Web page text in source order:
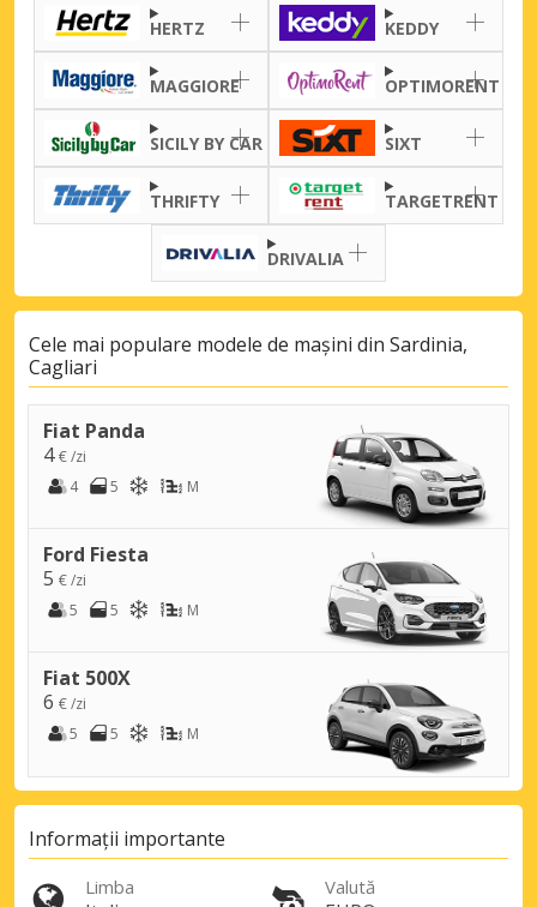
HERTZ KEDDY
MAGGIORE OPTIMORENT
SICILY BY CAR SIXT
THRIFTY TARGETRENT
DRIVALIA
Cele mai populare modele de mașini din Sardinia,
Cagliari
Fiat Panda
4€ /zi
4
5 M
Ford Fiesta
5 € /zi
5
5 M
Fiat 500X
6 € /zi
5
5 M
Informații importante
Limba Valută